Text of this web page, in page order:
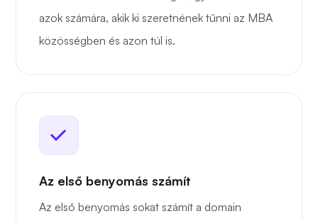
azok számára, akik ki szeretnének tűnni az MBA
közösségben és azon túl is.
Az első benyomás számít
Az első benyomás sokat számít a domain